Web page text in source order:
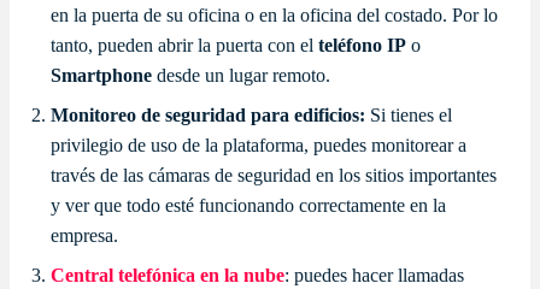
en la puerta de su oficina o en la oficina del costado. Por lo
tanto, pueden abrir la puerta con el teléfono IP o
Smartphone desde un lugar remoto.
Monitoreo de seguridad para edificios: Si tienes el
privilegio de uso de la plataforma, puedes monitorear a
través de las cámaras de seguridad en los sitios importantes
y ver que todo esté funcionando correctamente en la
empresa.
Central telefónica en la nube: puedes hacer llamadas